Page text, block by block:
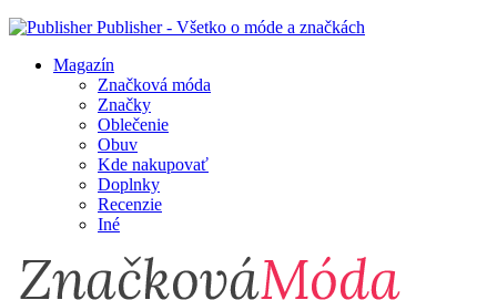
Publisher - Všetko o móde a značkách
Magazín
Značková móda
Značky
Oblečenie
Obuv
Kde nakupovať
Doplnky
Recenzie
Iné